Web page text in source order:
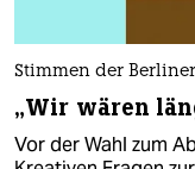
Stimmen der
„Wir wären
Vor der Wahl zum